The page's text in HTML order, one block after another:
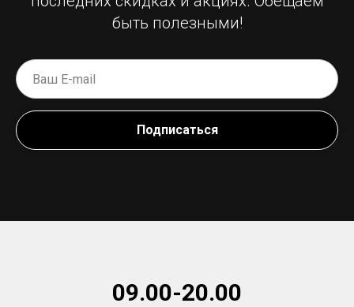
быть полезными!
Подписаться
09.00-20.00